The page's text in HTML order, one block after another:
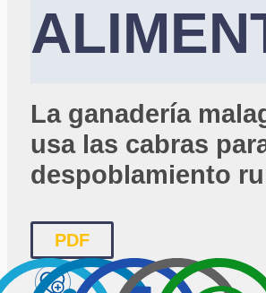
La ganadería
usa las cabras
despoblamiento
PDF